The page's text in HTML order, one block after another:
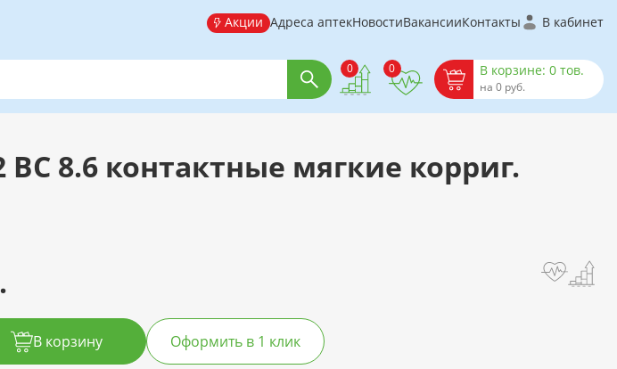
Акции Адреса аптекНовостиВакансииКонтакты В кабинет
0 0 В корзине: 0 тов.
на 0 руб.
BC 8.6 контактные мягкие корриг.
В корзину Оформить в 1 клик